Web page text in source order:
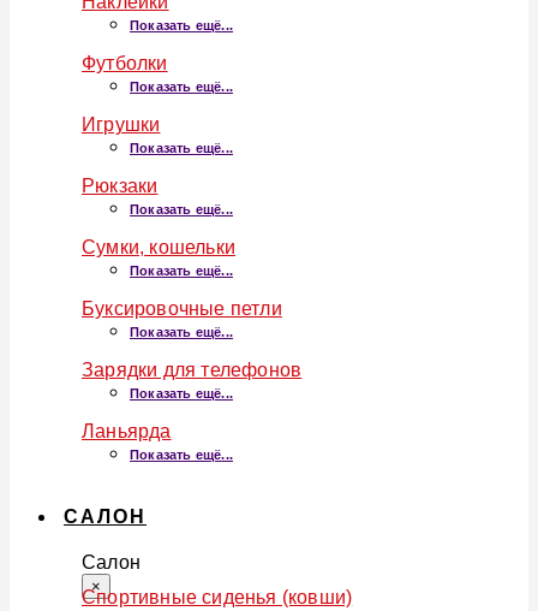
Показать ещё...
Футболки
Показать ещё...
Игрушки
Показать ещё...
Рюкзаки
Показать ещё...
Сумки, кошельки
Показать ещё...
Буксировочные петли
Показать ещё...
Зарядки для телефонов
Показать ещё...
Ланьярда
Показать ещё...
САЛОН
Салон
×
Спортивные сиденья (ковши)